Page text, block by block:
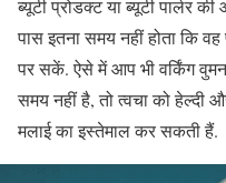
ब्यूटी प्रोडक्ट या ब्यूटी पार्लर
पास इतना समय नहीं होता कि
पर सकें. ऐसे में आप भी वर्किंग
समय नहीं है, तो त्वचा को
मलाई का इस्तेमाल कर सकती हैं.